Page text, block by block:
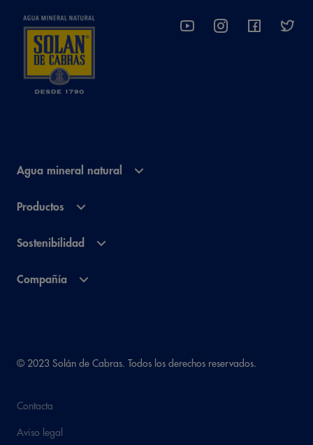
Agua mineral natural
Productos
Sostenibilidad
Compañía
© 2023 Solán de Cabras. Todos los derechos reservados.
Contacta
Aviso legal